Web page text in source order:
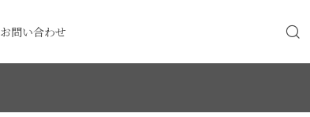
お問い合わせ